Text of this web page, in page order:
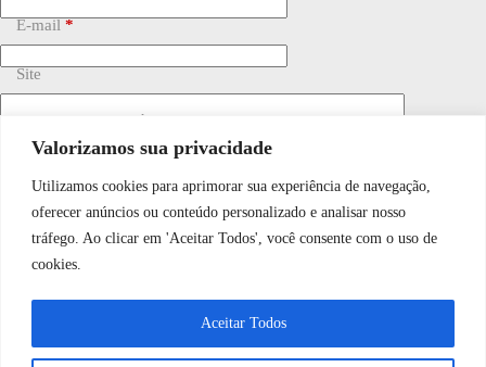
Valorizamos sua privacidade
Utilizamos cookies para aprimorar sua experiência de navegação,
oferecer anúncios ou conteúdo personalizado e analisar nosso
tráfego. Ao clicar em 'Aceitar Todos', você consente com o uso de
cookies.
Aceitar Todos
E-mail *
Site
Adicionar comentário
Salvar meu nome, e-mail e site neste navegador para a
próxima vez que eu comentar.
WhatsApp JF Tech
Vamos conversar e descobrir como
podemos ajudá-lo hoje?